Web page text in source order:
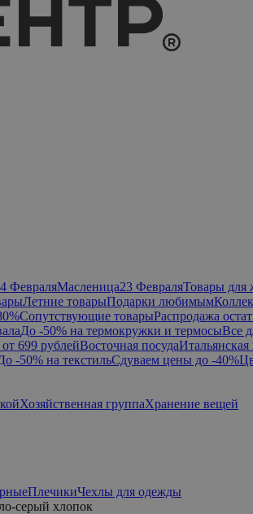
ФевраляМасленица23 ФевраляТовары для
Летние товарыПодарки любимым
Сопутствующие товарыРаспродажа
До -50% на термокружки и термосыВсе
699 рублейВосточная посудаИтальянская
-50% на текстильСдуваем цены до -40%
Хозяйственная группаХранение вещей
ПлечикиЧехлы для одежды
серый хлопок